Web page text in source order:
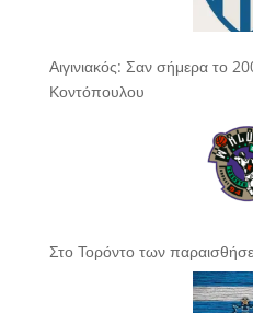
Αιγινιακός: Σαν σήμερα το
Κοντόπουλου
Στο Τορόντο των